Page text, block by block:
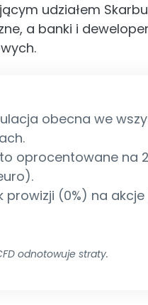
udziałem
a banki i
obecna we
oprocentowane na
prowizji (0%) na akcje
odnotowuje straty.